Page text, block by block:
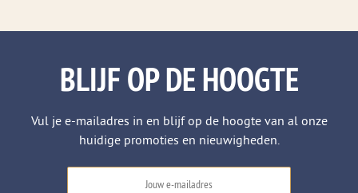
BLIJF OP DE HOOGTE
Vul je e-mailadres in en blijf op de hoogte van al onze
huidige promoties en nieuwigheden.